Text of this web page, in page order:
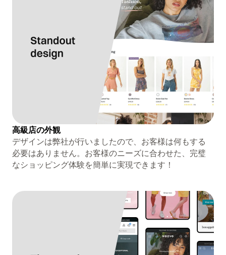
高級店の外観
デザインは弊社が行いましたので、お客様は何もする
必要はありません。お客様のニーズに合わせた、完璧
なショッピング体験を簡単に実現できます！